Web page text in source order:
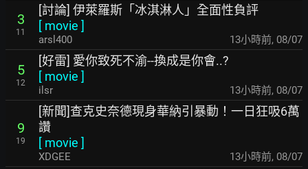
3
11
[討論] 伊萊羅斯「冰淇淋人」全面性負評
[ movie ]
arsl400 13小時前, 08/07
5
12
[好雷] 愛你致死不渝--換成是你會..?
[ movie ]
ilsr 13小時前, 08/07
9
19
[新聞]查克史奈德現身華納引暴動！一日狂吸6萬
讚
[ movie ]
XDGEE 13小時前, 08/07